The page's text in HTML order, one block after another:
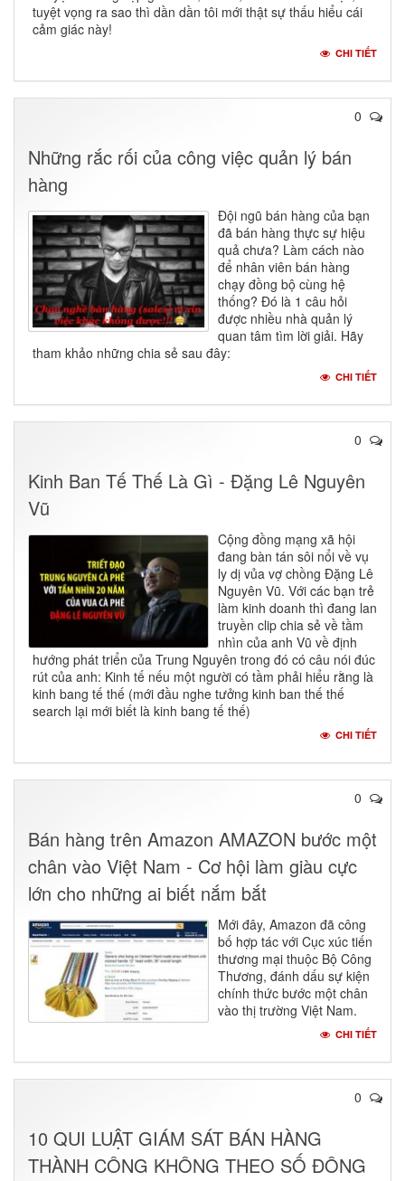
tuyệt vọng ra sao thì dần dần tôi mới thật sự thấu hiểu cái
cảm giác này!
CHI TIẾT
0
Những rắc rối của công việc quản lý bán
hàng
Đội ngũ bán hàng của bạn
đã bán hàng thực sự hiệu
quả chưa? Làm cách nào
để nhân viên bán hàng
chạy đồng bộ cùng hệ
thống? Đó là 1 câu hỏi
được nhiều nhà quản lý
quan tâm tìm lời giải. Hãy
tham khảo những chia sẻ sau đây:
CHI TIẾT
0
Kinh Ban Tế Thế Là Gì - Đặng Lê Nguyên
Vũ
Cộng đồng mạng xã hội
đang bàn tán sôi nổi về vụ
ly dị vủa vợ chồng Đặng Lê
Nguyên Vũ. Với các bạn trẻ
làm kinh doanh thì đang lan
truyền clip chia sẻ về tầm
nhìn của anh Vũ về định
hướng phát triển của Trung Nguyên trong đó có câu nói đúc
rút của anh: Kinh tế nếu một người có tầm phải hiểu rằng là
kinh bang tế thế (mới đầu nghe tưởng kinh ban thế thế
search lại mới biết là kinh bang tế thế)
CHI TIẾT
0
Bán hàng trên Amazon AMAZON bước một
chân vào Việt Nam - Cơ hội làm giàu cực
lớn cho những ai biết nắm bắt
Mới đây, Amazon đã công
bố hợp tác với Cục xúc tiến
thương mại thuộc Bộ Công
Thương, đánh dấu sự kiện
chính thức bước một chân
vào thị trường Việt Nam.
CHI TIẾT
0
10 QUI LUẬT GIÁM SÁT BÁN HÀNG
THÀNH CÔNG KHÔNG THEO SỐ ĐÔNG